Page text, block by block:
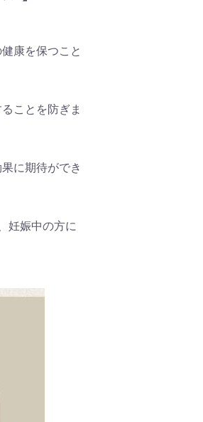
康を保つこと
ことを防ぎま
に期待ができ
妊娠中の方に